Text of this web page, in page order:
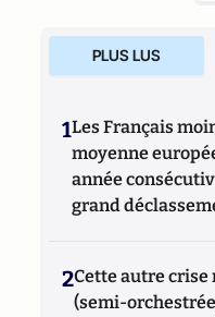
PLUS LUS
1Les Français
moyenne
année
grand
2Cette autre
(semi-